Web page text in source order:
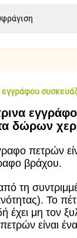
εγγράφου
δώρων
πετρών
βράχου.
από τη
Το
έχει μη τον
είναι